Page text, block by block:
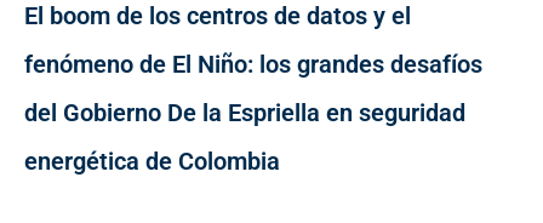
El boom de los centros de datos y el
fenómeno de El Niño: los grandes desafíos
del Gobierno De la Espriella en seguridad
energética de Colombia